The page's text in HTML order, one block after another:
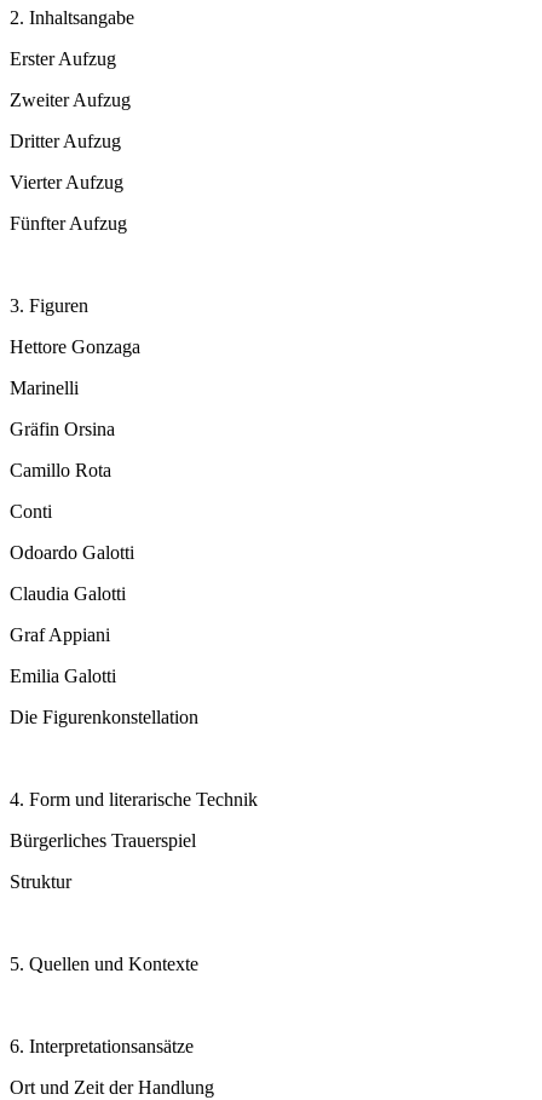
2. Inhaltsangabe
Erster Aufzug
Zweiter Aufzug
Dritter Aufzug
Vierter Aufzug
Fünfter Aufzug
3. Figuren
Hettore Gonzaga
Marinelli
Gräfin Orsina
Camillo Rota
Conti
Odoardo Galotti
Claudia Galotti
Graf Appiani
Emilia Galotti
Die Figurenkonstellation
4. Form und literarische Technik
Bürgerliches Trauerspiel
Struktur
5. Quellen und Kontexte
6. Interpretationsansätze
Ort und Zeit der Handlung